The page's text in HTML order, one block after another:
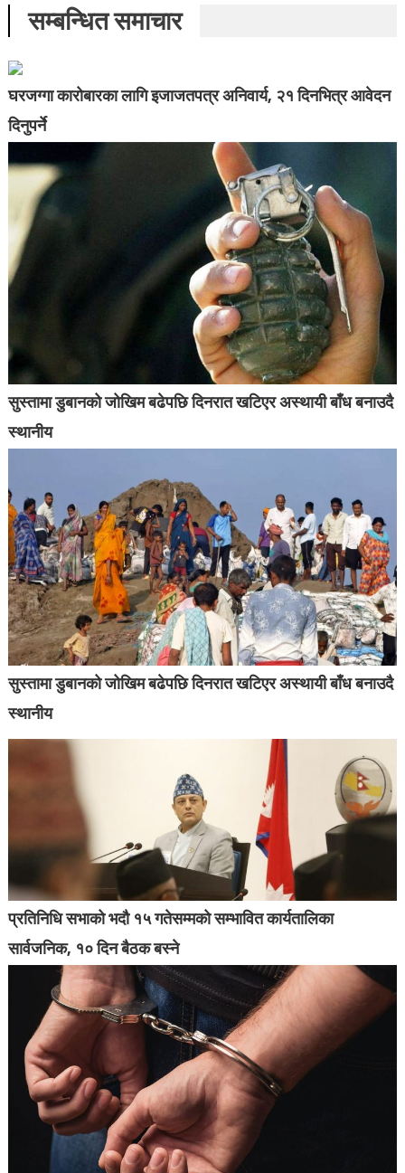
सम्बन्धित समाचार
घरजग्गा कारोबारका लागि इजाजतपत्र अनिवार्य, २१ दिनभित्र आवेदन
दिनुपर्ने
सुस्तामा डुबानको जोखिम बढेपछि दिनरात खटिएर अस्थायी बाँध बनाउदै
स्थानीय
सुस्तामा डुबानको जोखिम बढेपछि दिनरात खटिएर अस्थायी बाँध बनाउदै
स्थानीय
प्रतिनिधि सभाको भदौ १५ गतेसम्मको सम्भावित कार्यतालिका
सार्वजनिक, १० दिन बैठक बस्ने